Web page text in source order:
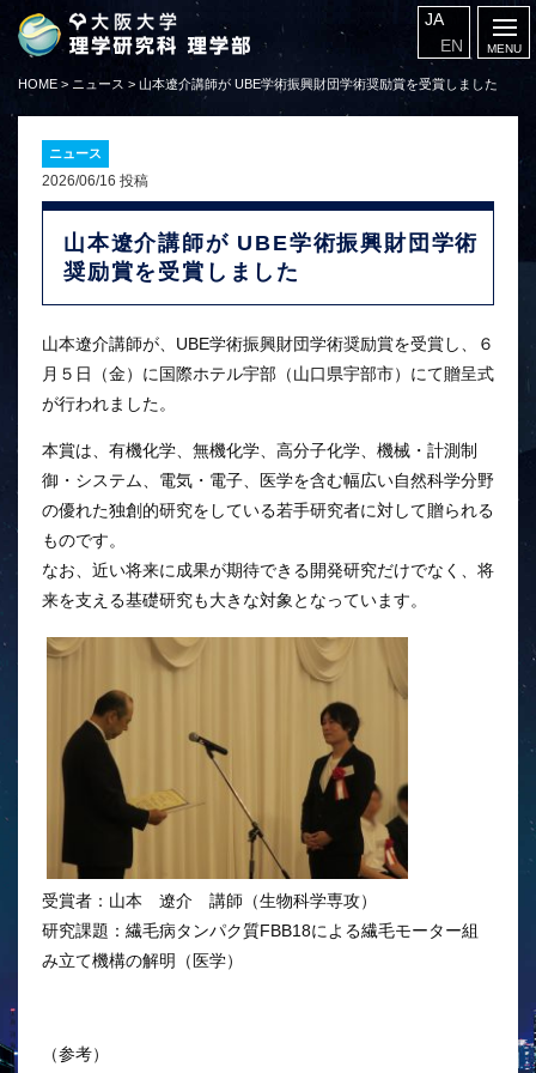
JA
EN
HOME > ニュース > 山本遼介講師が UBE学術振興財団学術奨励賞を受賞しました
ニュース
2026/06/16 投稿
山本遼介講師が UBE学術振興財団学術
奨励賞を受賞しました
山本遼介講師が、UBE学術振興財団学術奨励賞を受賞し、６
月５日（金）に国際ホテル宇部（山口県宇部市）にて贈呈式
が行われました。
本賞は、有機化学、無機化学、高分子化学、機械・計測制
御・システム、電気・電子、医学を含む幅広い自然科学分野
の優れた独創的研究をしている若手研究者に対して贈られる
ものです。
なお、近い将来に成果が期待できる開発研究だけでなく、将
来を支える基礎研究も大きな対象となっています。
受賞者：山本 遼介 講師（生物科学専攻）
研究課題：繊毛病タンパク質FBB18による繊毛モーター組
み立て機構の解明（医学）
（参考）